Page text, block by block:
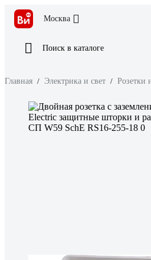
Москва
Поиск в каталоге
Главная / Электрика и свет / Розетки